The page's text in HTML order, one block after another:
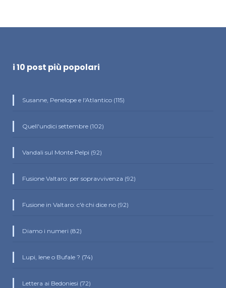
i 10 post più popolari
Susanne, Penelope e l'Atlantico (115)
Quell'undici settembre (102)
Vandali sul Monte Pelpi (92)
Fusione Valtaro: per sopravvivenza (92)
Fusione in Valtaro: c'è chi dice no (92)
Diamo i numeri (82)
Lupi, Iene o Bufale ? (74)
Lettera ai Bedoniesi (72)